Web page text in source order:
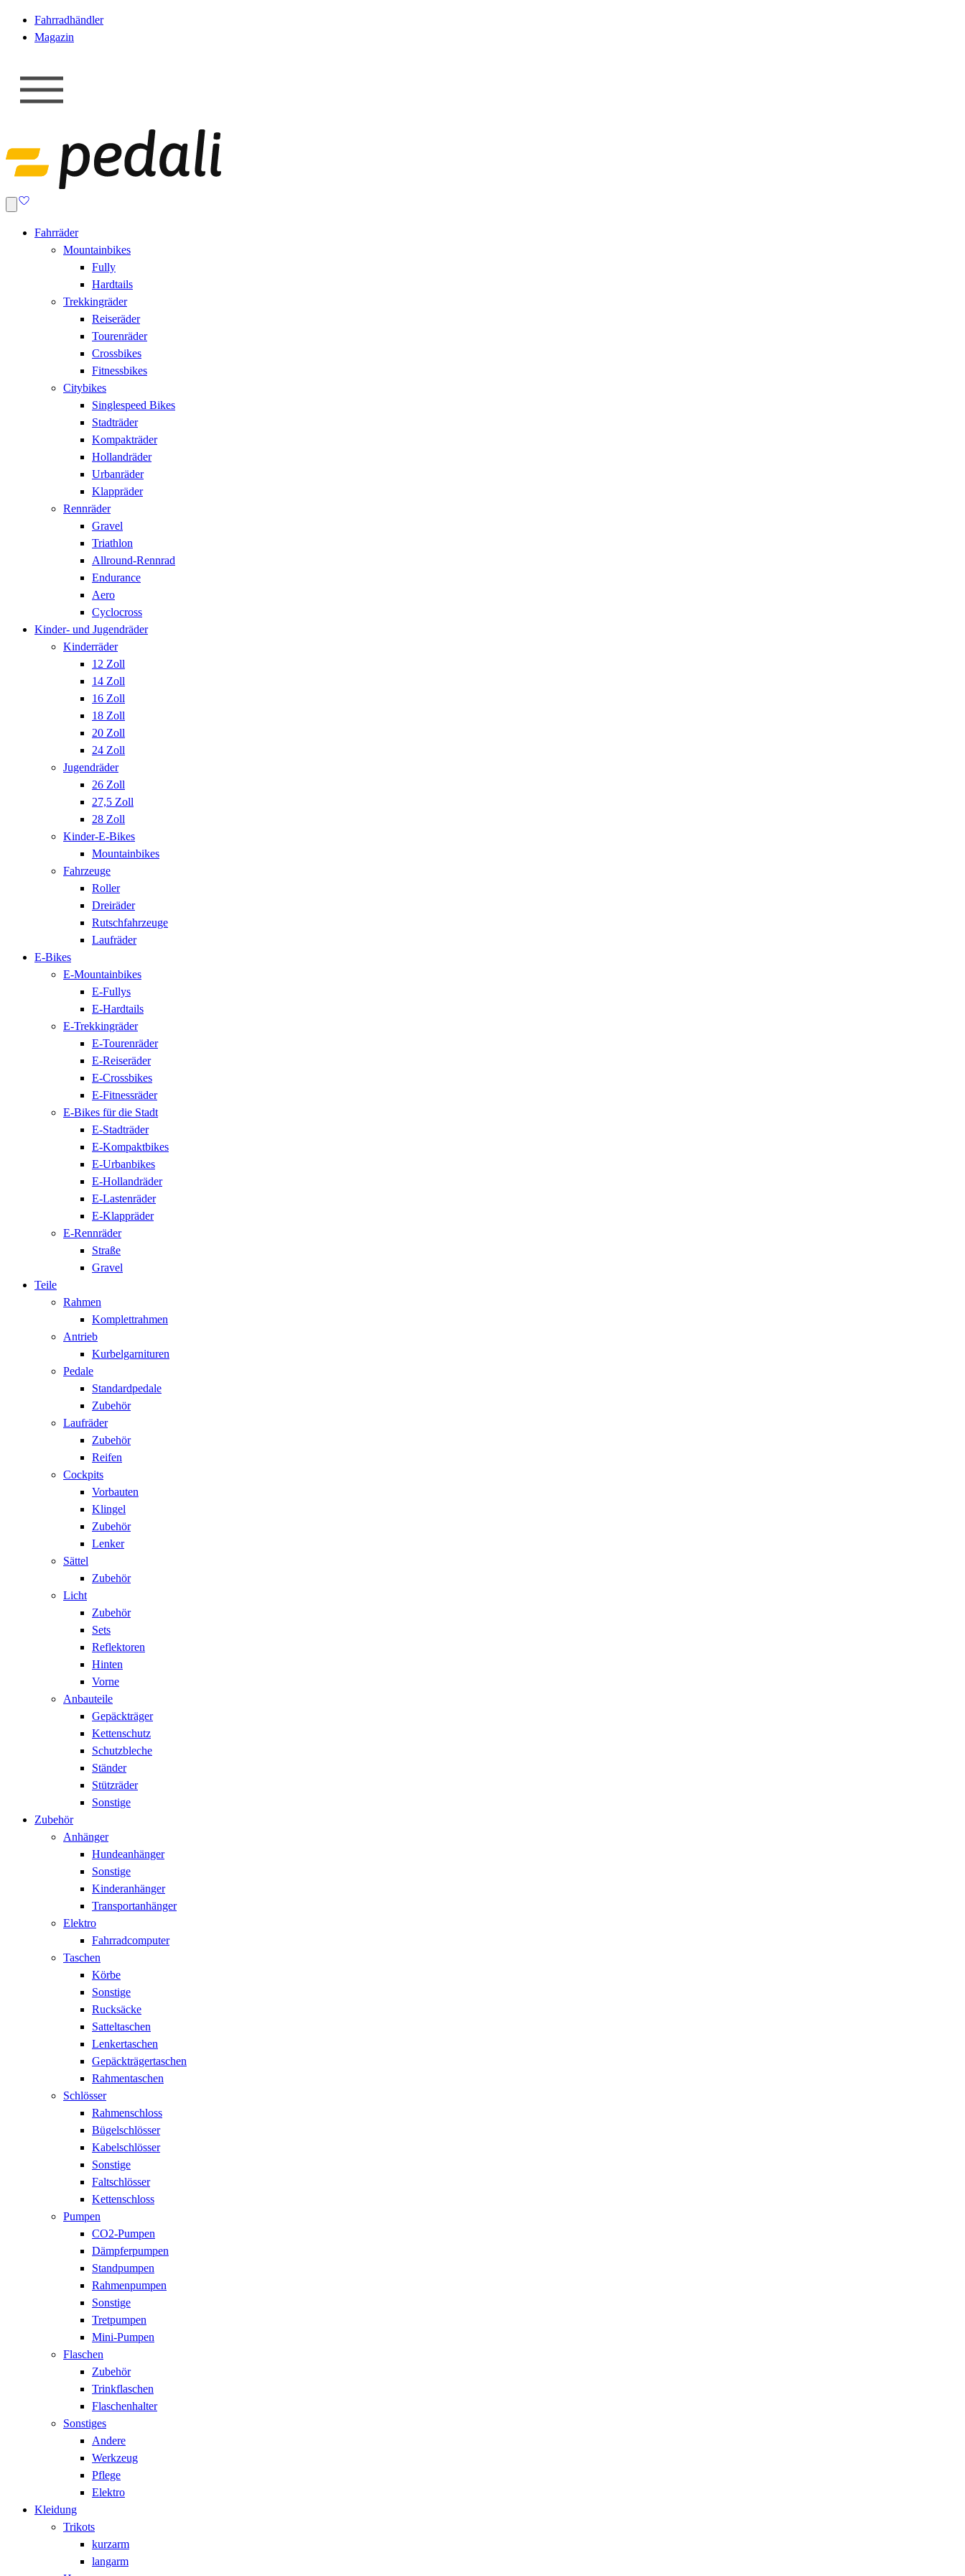
Fahrradhändler
Magazin
Fahrräder
Mountainbikes
Fully
Hardtails
Trekkingräder
Reiseräder
Tourenräder
Crossbikes
Fitnessbikes
Citybikes
Singlespeed Bikes
Stadträder
Kompakträder
Hollandräder
Urbanräder
Klappräder
Rennräder
Gravel
Triathlon
Allround-Rennrad
Endurance
Aero
Cyclocross
Kinder- und Jugendräder
Kinderräder
12 Zoll
14 Zoll
16 Zoll
18 Zoll
20 Zoll
24 Zoll
Jugendräder
26 Zoll
27,5 Zoll
28 Zoll
Kinder-E-Bikes
Mountainbikes
Fahrzeuge
Roller
Dreiräder
Rutschfahrzeuge
Laufräder
E-Bikes
E-Mountainbikes
E-Fullys
E-Hardtails
E-Trekkingräder
E-Tourenräder
E-Reiseräder
E-Crossbikes
E-Fitnessräder
E-Bikes für die Stadt
E-Stadträder
E-Kompaktbikes
E-Urbanbikes
E-Hollandräder
E-Lastenräder
E-Klappräder
E-Rennräder
Straße
Gravel
Teile
Rahmen
Komplettrahmen
Antrieb
Kurbelgarnituren
Pedale
Standardpedale
Zubehör
Laufräder
Zubehör
Reifen
Cockpits
Vorbauten
Klingel
Zubehör
Lenker
Sättel
Zubehör
Licht
Zubehör
Sets
Reflektoren
Hinten
Vorne
Anbauteile
Gepäckträger
Kettenschutz
Schutzbleche
Ständer
Stützräder
Sonstige
Zubehör
Anhänger
Hundeanhänger
Sonstige
Kinderanhänger
Transportanhänger
Elektro
Fahrradcomputer
Taschen
Körbe
Sonstige
Rucksäcke
Satteltaschen
Lenkertaschen
Gepäckträgertaschen
Rahmentaschen
Schlösser
Rahmenschloss
Bügelschlösser
Kabelschlösser
Sonstige
Faltschlösser
Kettenschloss
Pumpen
CO2-Pumpen
Dämpferpumpen
Standpumpen
Rahmenpumpen
Sonstige
Tretpumpen
Mini-Pumpen
Flaschen
Zubehör
Trinkflaschen
Flaschenhalter
Sonstiges
Andere
Werkzeug
Pflege
Elektro
Kleidung
Trikots
kurzarm
langarm